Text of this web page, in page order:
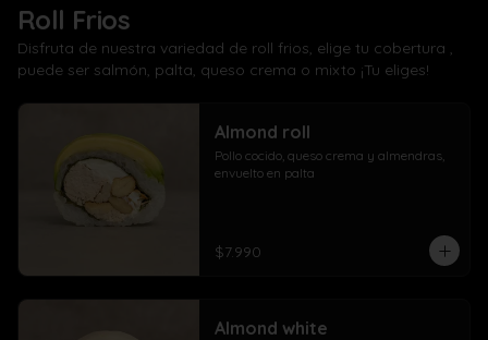
envuelto en queso
10 Camarón, cebollín, queso crema
Roll Frios
Disfruta de nuestra variedad de roll frios, elige tu cobertura ,
puede ser salmón, palta, queso crema o mixto ¡Tu eliges!
Almond roll
Pollo cocido, queso crema y almendras,
envuelto en palta
$7.990
Almond white